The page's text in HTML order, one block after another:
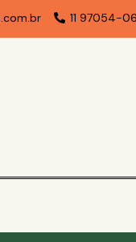
11 97054-